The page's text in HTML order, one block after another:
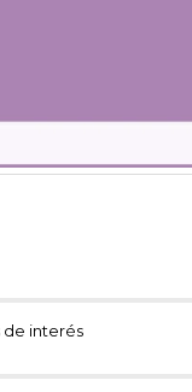
de interés